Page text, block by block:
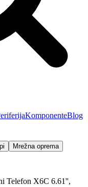
KomponenteBlog
Mrežna oprema
Telefon X6C 6.61'',